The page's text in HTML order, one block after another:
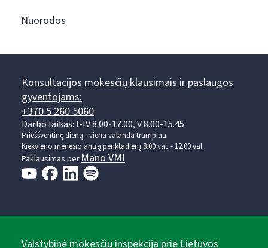
Nuorodos
Konsultacijos mokesčių klausimais ir paslaugos
gyventojams:
+370 5 260 5060
Darbo laikas: I-IV 8.00-17.00, V 8.00-15.45.
Prieššventinę dieną - viena valanda trumpiau.
Kiekvieno mėnesio antrą penktadienį 8.00 val. - 12.00 val.
Paklausimas perMano VMI
Valstybinė mokesčių inspekcija prie Lietuvos